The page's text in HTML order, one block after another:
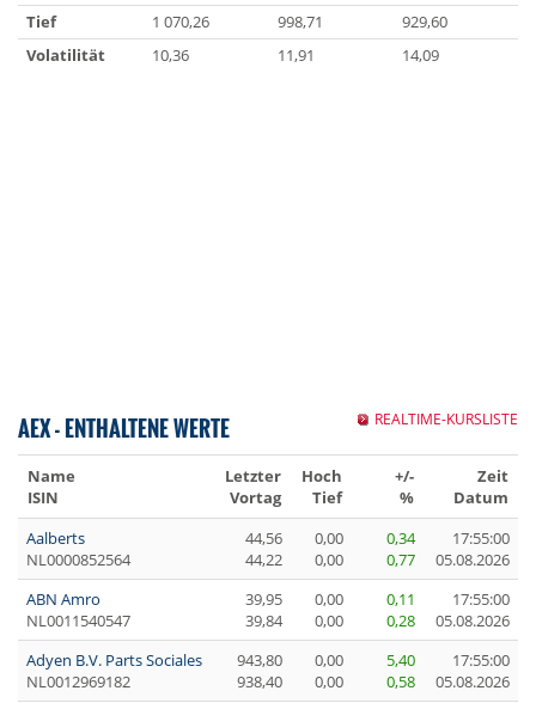
Tief
1 070,26 998,71
929,60
Volatilität
10,36 11,91 14,09
AEX - ENTHALTENE WERTE REALTIME-KURSLISTE
Name
ISIN
Letzter
Vortag
Hoch
Tief
+/-
%
Zeit
Datum
Aalberts
NL0000852564
44,56
44,22
0,00
0,00
0,34
0,77
17:55:00
05.08.2026
ABN Amro
NL0011540547
39,95
39,84
0,00
0,00
0,11
0,28
17:55:00
05.08.2026
Adyen B.V. Parts Sociales
NL0012969182
943,80
938,40
0,00
0,00
5,40
0,58
17:55:00
05.08.2026